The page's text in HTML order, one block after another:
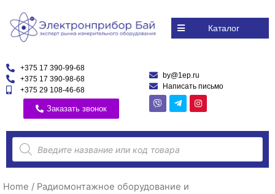
Каталог
+375 17 390-99-68
+375 17 390-98-68
+375 29 108-46-68
Заказать звонок
by@1ep.ru
Написать письмо
Home / Радиомонтажное оборудование и